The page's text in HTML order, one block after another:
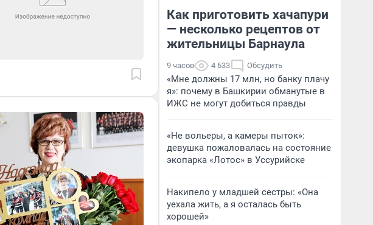
Как приготовить хачапури
— несколько рецептов от
жительницы Барнаула
9 часов 4 633 Обсудить
«Мне должны 17 млн, но банку плачу
я»: почему в Башкирии обманутые в
ИЖС не могут добиться правды
«Не вольеры, а камеры пыток»:
девушка пожаловалась на состояние
экопарка «Лотос» в Уссурийске
Накипело у младшей сестры: «Она
уехала жить, а я осталась быть
хорошей»